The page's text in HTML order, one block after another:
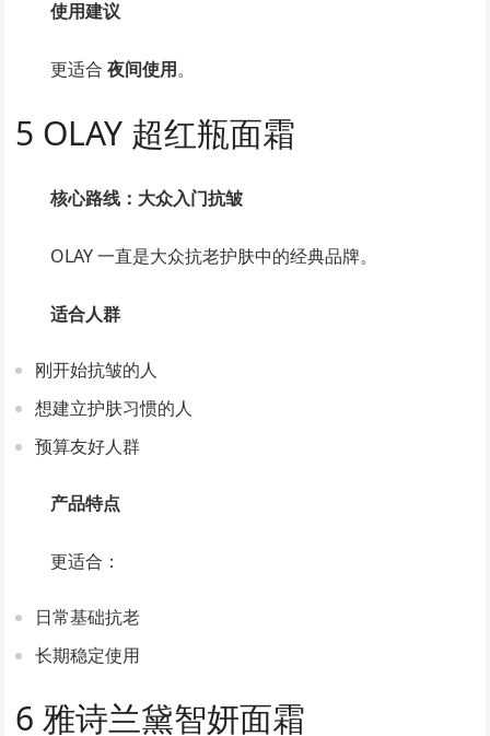
使用建议
更适合夜间使用。
5 OLAY 超红瓶面霜
核心路线：大众入门抗皱
OLAY 一直是大众抗老护肤中的经典品牌。
适合人群
刚开始抗皱的人
想建立护肤习惯的人
预算友好人群
产品特点
更适合：
日常基础抗老
长期稳定使用
6 雅诗兰黛智妍面霜